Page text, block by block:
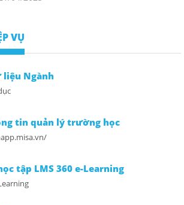
VỤ
liệu Ngành
tin quản lý trường học
tập LMS 360 e-Learning